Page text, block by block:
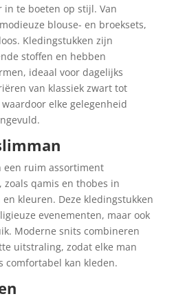
in te boeten op stijl. Van
blouse- en broeksets,
Kledingstukken zijn
stoffen en hebben
ideaal voor dagelijks
van klassiek zwart tot
elke gelegenheid
een ruim assortiment
qamis en thobes in
kleuren. Deze kledingstukken
evenementen, maar ook
Moderne snits combineren
uitstraling, zodat elke man
comfortabel kan kleden.